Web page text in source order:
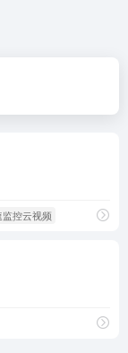
控云视频